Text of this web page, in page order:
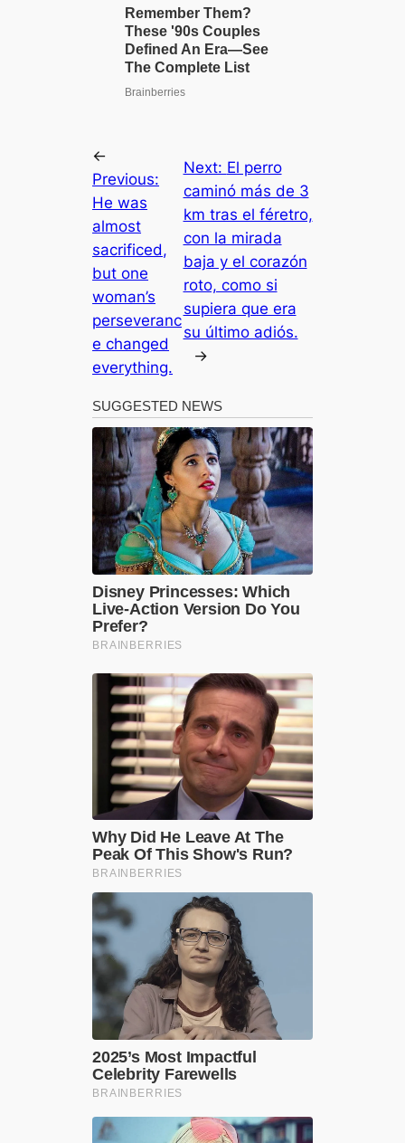
←
Previous:
He was
almost
sacrificed,
but one
woman’s
perseveranc
e changed
everything.
Next: El perro
caminó más de 3
km tras el féretro,
con la mirada
baja y el corazón
roto, como si
supiera que era
su último adiós.
→